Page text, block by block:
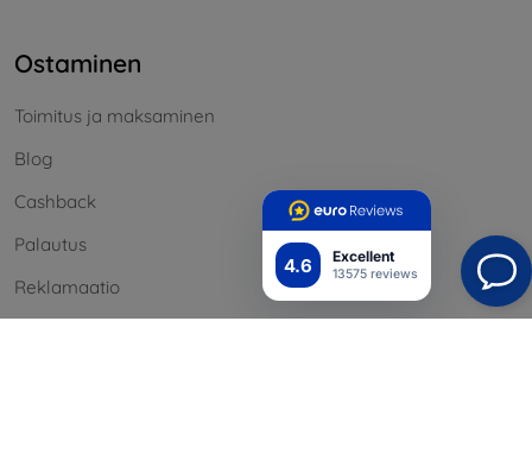
4.6 Excellent
13575 reviews
Ostaminen
Toimitus ja maksaminen
Blog
Cashback
Palautus
Reklamaatio